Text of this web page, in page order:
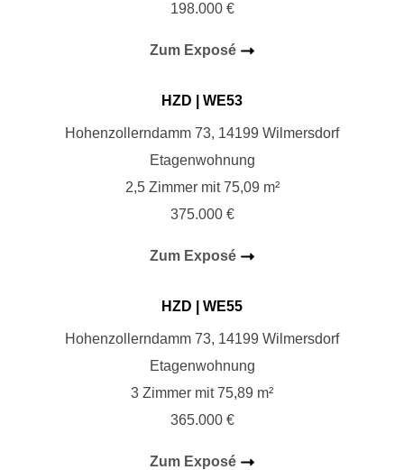
198.000 €
Zum Exposé
HZD | WE53
Hohenzollerndamm 73, 14199 Wilmersdorf
Etagenwohnung
2,5 Zimmer mit 75,09 m²
375.000 €
Zum Exposé
HZD | WE55
Hohenzollerndamm 73, 14199 Wilmersdorf
Etagenwohnung
3 Zimmer mit 75,89 m²
365.000 €
Zum Exposé